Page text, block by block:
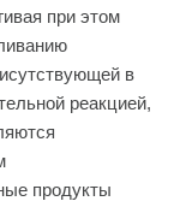
при этом
в
реакцией,
продукты